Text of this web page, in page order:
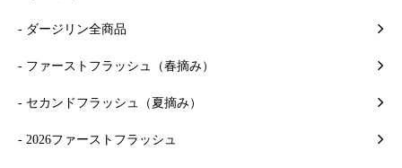
- ダージリン全商品
- ファーストフラッシュ（春摘み）
- セカンドフラッシュ（夏摘み）
- 2026ファーストフラッシュ